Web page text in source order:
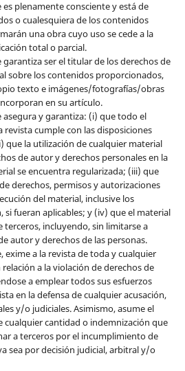
plenamente consciente y está de
o cualesquiera de los contenidos
una obra cuyo uso se cede a la
total o parcial.
ser el titular de los derechos de
sobre los contenidos proporcionados,
texto e imágenes/fotografías/obras
en su artículo.
asegura y garantiza: (i) que todo el
revista cumple con las disposiciones
que la utilización de cualquier material
de autor y derechos personales en la
se encuentra regularizada; (iii) que
derechos, permisos y autorizaciones
del material, inclusive los
si fueran aplicables; y (iv) que el material
terceros, incluyendo, sin limitarse a
autor y derechos de las personas.
exime a la revista de toda y cualquier
a la violación de derechos de
a emplear todos sus esfuerzos
en la defensa de cualquier acusación,
y/o judiciales. Asimismo, asume el
cualquier cantidad o indemnización que
a terceros por el incumplimiento de
sea por decisión judicial, arbitral y/o